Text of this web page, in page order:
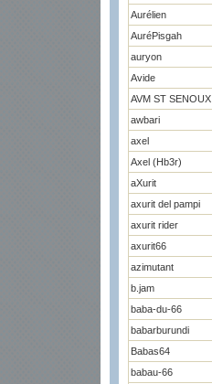
Aurélien
AuréPisgah
auryon
Avide
AVM ST SENOUX
awbari
axel
Axel (Hb3r)
aXurit
axurit del pampi
axurit rider
axurit66
azimutant
b.jam
baba-du-66
babarburundi
Babas64
babau-66